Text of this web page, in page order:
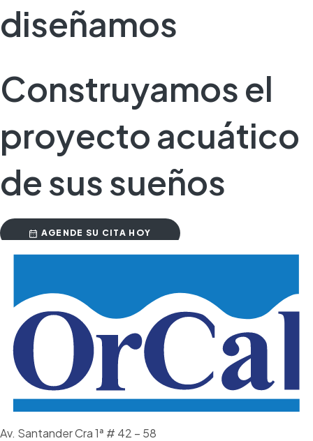
diseñamos
Construyamos el
proyecto acuático
de sus sueños
AGENDE SU CITA HOY
Av. Santander Cra 1ª # 42 – 58